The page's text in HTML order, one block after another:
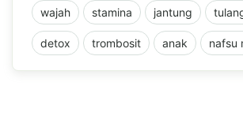
wajah stamina jantung
detox trombosit anak nafsu